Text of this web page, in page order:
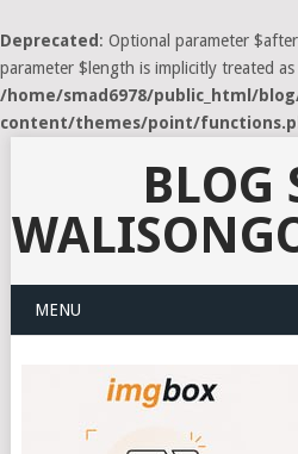
Deprecated : Optional parameter
parameter $length is implicitly treated
/home/smad6978/public_html/
content/themes/point/
BLOG
MENU